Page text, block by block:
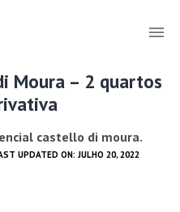
Moura – 2 quartos
castello di moura.
UPDATED ON: JULHO 20, 2022